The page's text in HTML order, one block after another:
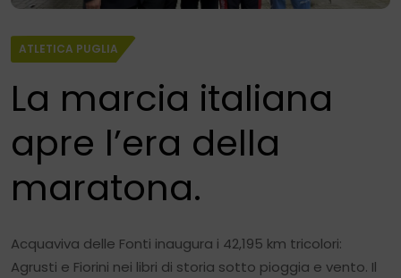
ATLETICA PUGLIA
La marcia italiana
apre l’era della
maratona.
Acquaviva delle Fonti inaugura i 42,195 km tricolori:
Agrusti e Fiorini nei libri di storia sotto pioggia e vento. Il